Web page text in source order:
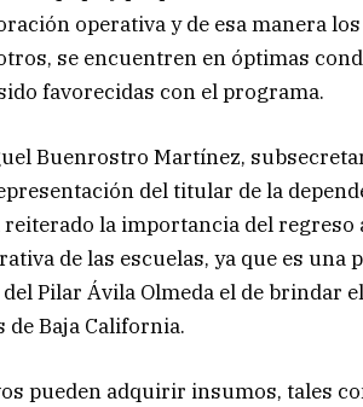
operativa y de esa manera
se encuentren en óptimas
favorecidas con el programa.
Buenrostro Martínez,
del titular de la
la importancia del regreso
de las escuelas, ya que es una
Pilar Ávila Olmeda el de brindar
Baja California.
pueden adquirir insumos, tales